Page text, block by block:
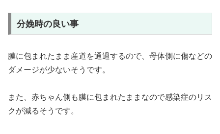
分娩時の良い事
膜に包まれたまま産道を通過するので、母体側に傷などの
ダメージが少ないそうです。
また、赤ちゃん側も膜に包まれたままなので感染症のリス
クが減るそうです。